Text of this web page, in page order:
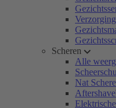
Scheren
Alle
Nat